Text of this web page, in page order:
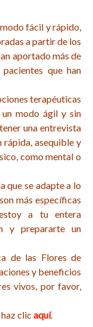
fácil y rápido,
a partir de los
aportado más de
que han
terapéuticas
modo ágil y sin
una entrevista
rápida, asequible y
como mental o
que se adapte a lo
más específicas
a tu entera
y prepararte un
de las Flores de
y beneficios
vivos, por favor,
clic aquí.